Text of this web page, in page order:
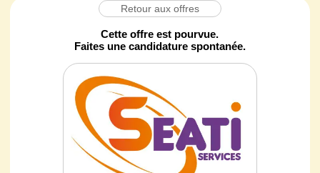
Retour aux offres
Cette offre est pourvue.
Faites une candidature spontanée.